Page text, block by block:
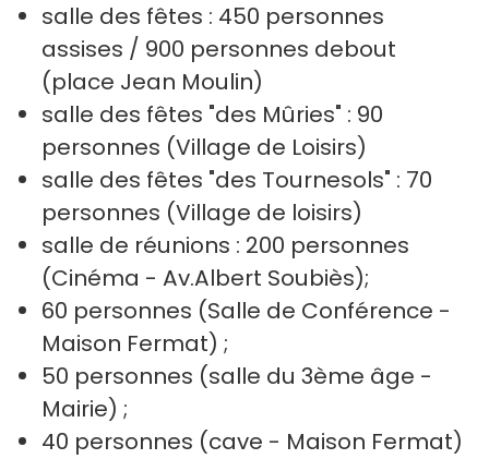
salle des fêtes : 450 personnes
assises / 900 personnes debout
(place Jean Moulin)
salle des fêtes "des Mûries" : 90
personnes (Village de Loisirs)
salle des fêtes "des Tournesols" : 70
personnes (Village de loisirs)
salle de réunions : 200 personnes
(Cinéma - Av.Albert Soubiès);
60 personnes (Salle de Conférence -
Maison Fermat) ;
50 personnes (salle du 3ème âge -
Mairie) ;
40 personnes (cave - Maison Fermat)